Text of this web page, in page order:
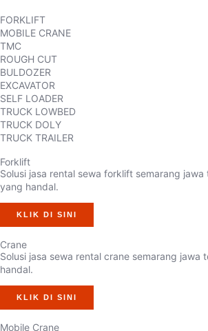
FORKLIFT
MOBILE CRANE
TMC
ROUGH CUT
BULDOZER
EXCAVATOR
SELF LOADER
TRUCK LOWBED
TRUCK DOLY
TRUCK TRAILER
Forklift
Solusi jasa rental sewa forklift semarang jawa
yang handal.
KLIK DI SINI
Crane
Solusi jasa sewa rental crane semarang jawa
handal.
KLIK DI SINI
Mobile Crane